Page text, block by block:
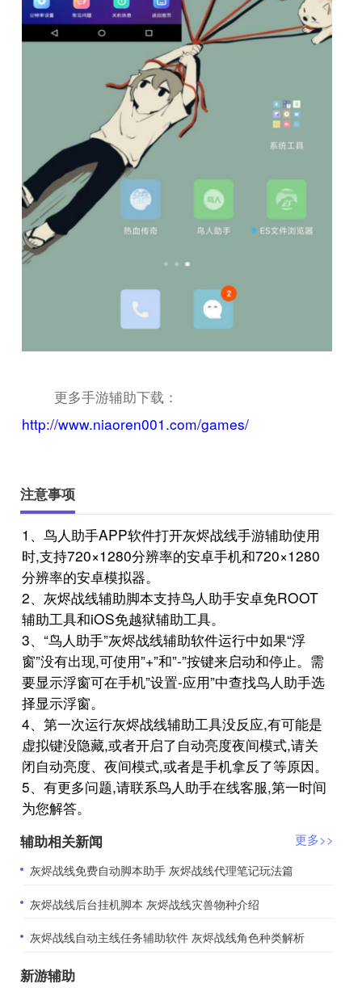
更多手游辅助下载：
http://www.niaoren001.com/games/
注意事项
1、鸟人助手APP软件打开灰烬战线手游辅助使用
时,支持720×1280分辨率的安卓手机和720×1280
分辨率的安卓模拟器。
2、灰烬战线辅助脚本支持鸟人助手安卓免ROOT
辅助工具和iOS免越狱辅助工具。
3、“鸟人助手”灰烬战线辅助软件运行中如果“浮
窗”没有出现,可使用”+”和”-”按键来启动和停止。需
要显示浮窗可在手机”设置-应用”中查找鸟人助手选
择显示浮窗。
4、第一次运行灰烬战线辅助工具没反应,有可能是
虚拟键没隐藏,或者开启了自动亮度夜间模式,请关
闭自动亮度、夜间模式,或者是手机拿反了等原因。
5、有更多问题,请联系鸟人助手在线客服,第一时间
为您解答。
辅助相关新闻
更多>>
​灰烬战线免费自动脚本助手 灰烬战线代理笔记玩法篇
​灰烬战线后台挂机脚本 灰烬战线灾兽物种介绍
​灰烬战线自动主线任务辅助软件 灰烬战线角色种类解析
新游辅助